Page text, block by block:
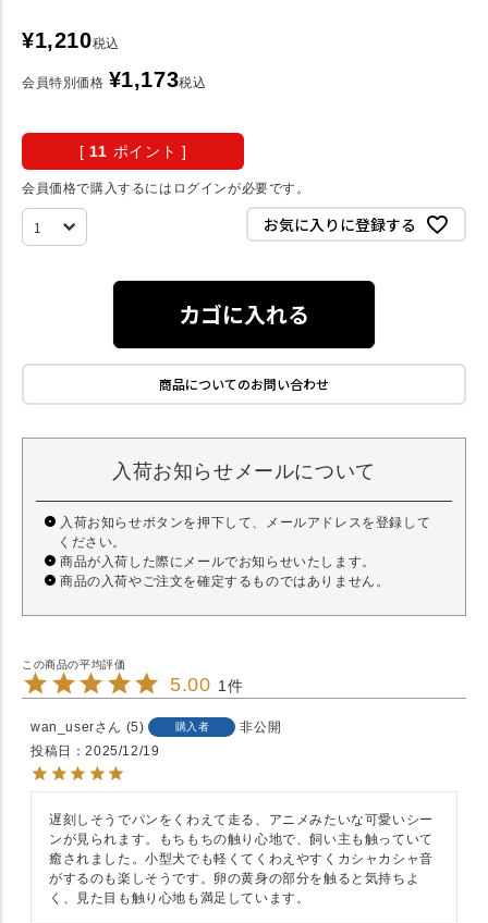
¥1,210税込
会員特別価格 ¥1,173税込
[ 11 ポイント ]
会員価格で購入するにはログインが必要です。
お気に入りに登録する
カゴに入れる
商品についてのお問い合わせ
入荷お知らせメールについて
入荷お知らせボタンを押下して、メールアドレスを登録して
ください。
商品が入荷した際にメールでお知らせいたします。
商品の入荷やご注文を確定するものではありません。
5.00 1
wan_user 5 購入者
非公開
投稿日
2025/12/19
遅刻しそうでパンをくわえて走る、アニメみたいな可愛いシー
ンが見られます。もちもちの触り心地で、飼い主も触っていて
癒されました。小型犬でも軽くてくわえやすくカシャカシャ音
がするのも楽しそうです。卵の黄身の部分を触ると気持ちよ
く、見た目も触り心地も満足しています。